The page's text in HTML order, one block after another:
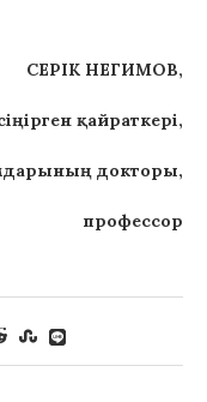
СЕРІК НЕГИМОВ,
қайраткері,
докторы,
профессор